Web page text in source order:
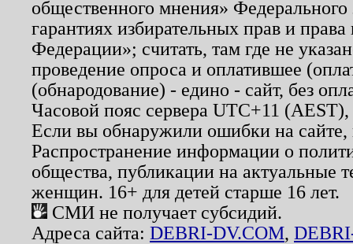
общественного мнения»
гарантиях избирательных прав и
Федерации»; считать, там где не
проведение опроса и оплатившее
(обнародование) - едино - сайт, без
Часовой пояс сервера UTC+11
Если вы обнаружили ошибки на
Распространение информации о
общества, публикации на актуальные
женщин. 16+ для детей старше 16 лет.
СМИ не получает субсидий.
Адреса сайта: DEBRI-DV.COM,